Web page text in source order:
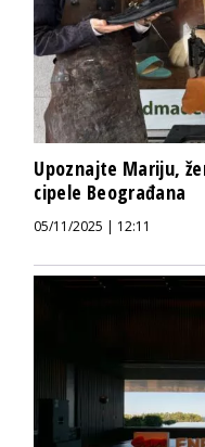
Upoznajte Mariju,
cipele Beograđana
05/11/2025 | 12:11